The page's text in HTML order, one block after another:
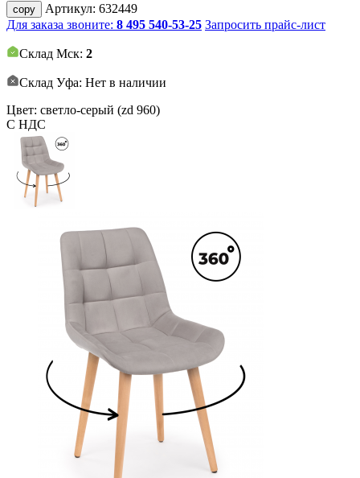
copy Артикул: 632449
Для заказа звоните: 8 495 540-53-25 Запросить прайс-лист
Склад Мск: 2
Склад Уфа: Нет в наличии
Цвет: светло-серый (zd 960)
С НДС